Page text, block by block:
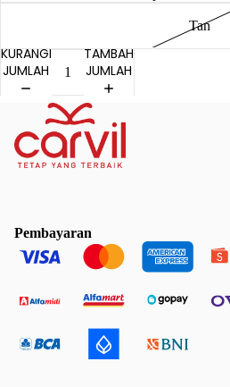
Tan
KURANGI
JUMLAH
TAMBAH
JUMLAH
Pembayaran